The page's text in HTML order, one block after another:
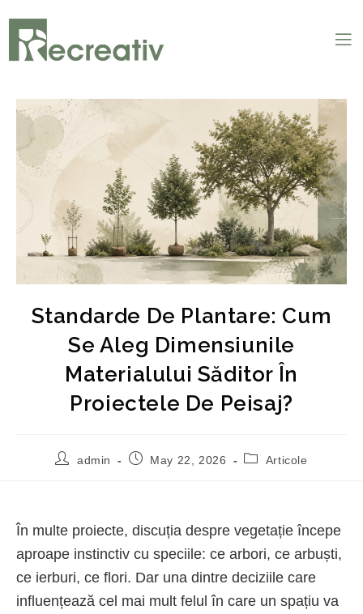
Standarde De Plantare: Cum
Se Aleg Dimensiunile
Materialului Săditor În
Proiectele De Peisaj?
admin May 22, 2026 Articole
În multe proiecte, discuția despre vegetație începe
aproape instinctiv cu speciile: ce arbori, ce arbuști,
ce ierburi, ce flori. Dar una dintre deciziile care
influențează cel mai mult felul în care un spațiu va